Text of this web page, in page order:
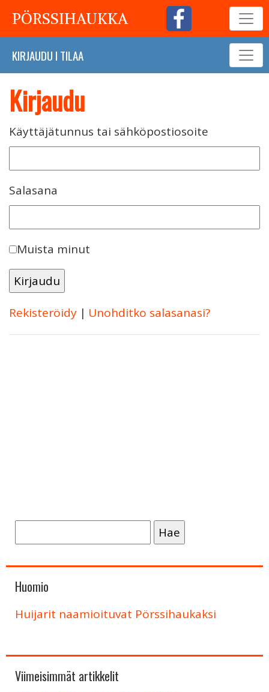
PÖRSSIHAUKKA
KIRJAUDU I TILAA
Kirjaudu
Käyttäjätunnus tai sähköpostiosoite
Salasana
Muista minut
Rekisteröidy | Unohditko salasanasi?
Huomio
Huijarit naamioituvat Pörssihaukaksi
Viimeisimmät artikkelit